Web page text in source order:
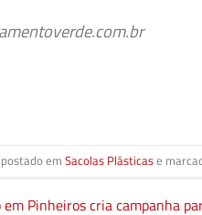
em Sacolas Plásticase
em Pinheiros cria campanha